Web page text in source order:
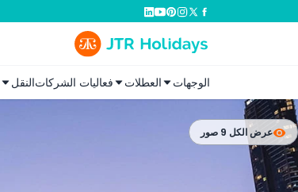
الوجهات العطلات فعاليات الشركاتالنقل
عرض الكل 9 صور